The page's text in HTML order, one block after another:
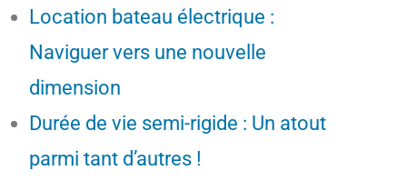
Location bateau électrique :
Naviguer vers une nouvelle
dimension
Durée de vie semi-rigide : Un atout
parmi tant d’autres !